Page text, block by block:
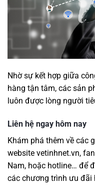
Nhờ sự kết hợp giữa
hàng tận tâm, các sản
luôn được lòng người
Liên hệ ngay hôm nay
Khám phá thêm về các
website vetinhnet.vn,
Nam, hoặc hotline… để
các chương trình ưu đãi